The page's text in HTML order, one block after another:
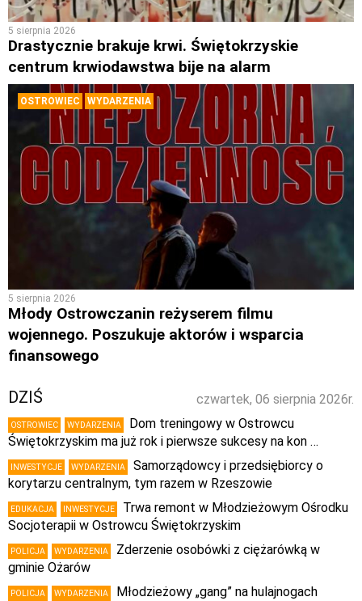
5 sierpnia 2026
Drastycznie brakuje krwi. Świętokrzyskie
centrum krwiodawstwa bije na alarm
OSTROWIEC WYDARZENIA
5 sierpnia 2026
Młody Ostrowczanin reżyserem filmu
wojennego. Poszukuje aktorów i wsparcia
finansowego
czwartek, 06 sierpnia 2026r.
DZIŚ
OSTROWIEC WYDARZENIA
Dom treningowy w Ostrowcu
Świętokrzyskim ma już rok i pierwsze sukcesy na kon …
INWESTYCJE WYDARZENIA
Samorządowcy i przedsiębiorcy o
korytarzu centralnym, tym razem w Rzeszowie
EDUKACJA INWESTYCJE
Trwa remont w Młodzieżowym Ośrodku
Socjoterapii w Ostrowcu Świętokrzyskim
POLICJA WYDARZENIA
Zderzenie osobówki z ciężarówką w
gminie Ożarów
POLICJA WYDARZENIA
Młodzieżowy „gang” na hulajnogach